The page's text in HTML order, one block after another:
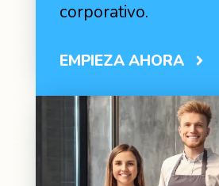
corporativo.
EMPIEZA AHORA